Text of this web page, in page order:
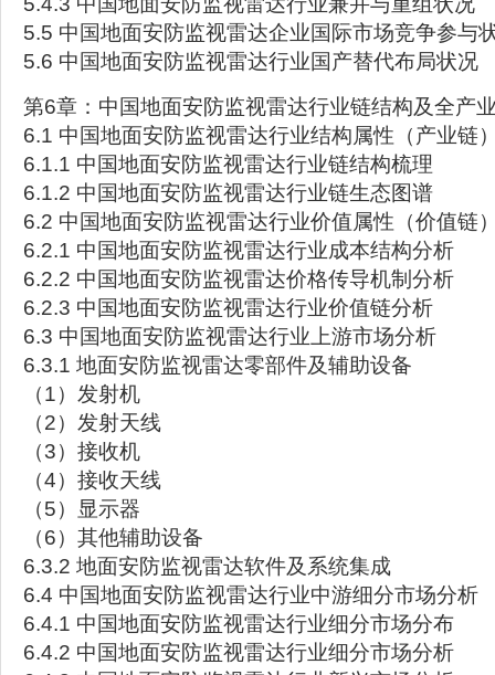
5.5 中国地面安防监视雷达企业国际市场竞争参与
5.6 中国地面安防监视雷达行业国产替代布局状况
第6章：中国地面安防监视雷达行业链结构及全产
6.1 中国地面安防监视雷达行业结构属性（产业链
6.1.1 中国地面安防监视雷达行业链结构梳理
6.1.2 中国地面安防监视雷达行业链生态图谱
6.2 中国地面安防监视雷达行业价值属性（价值链
6.2.1 中国地面安防监视雷达行业成本结构分析
6.2.2 中国地面安防监视雷达价格传导机制分析
6.2.3 中国地面安防监视雷达行业价值链分析
6.3 中国地面安防监视雷达行业上游市场分析
6.3.1 地面安防监视雷达零部件及辅助设备
（1）发射机
（2）发射天线
（3）接收机
（4）接收天线
（5）显示器
（6）其他辅助设备
6.3.2 地面安防监视雷达软件及系统集成
6.4 中国地面安防监视雷达行业中游细分市场分析
6.4.1 中国地面安防监视雷达行业细分市场分布
6.4.2 中国地面安防监视雷达行业细分市场分析